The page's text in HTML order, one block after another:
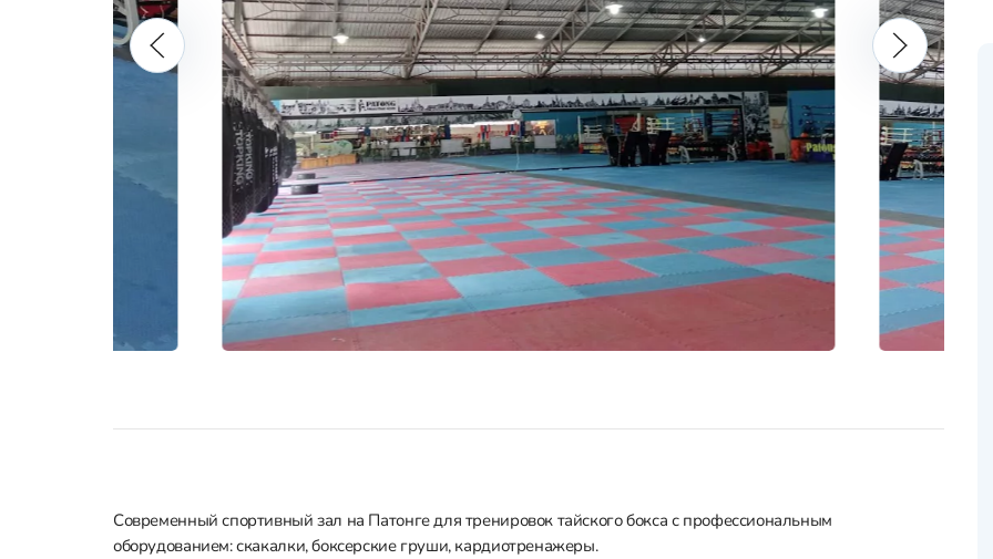
Современный спортивный зал на Патонге для тренировок тайского бокса с профессиональным
оборудованием: скакалки, боксерские груши, кардиотренажеры.